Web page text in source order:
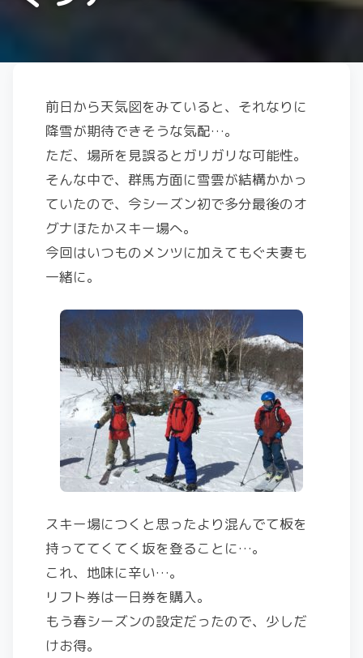
前日から天気図をみていると、それなりに
降雪が期待できそうな気配…。
ただ、場所を見誤るとガリガリな可能性。
そんな中で、群馬方面に雪雲が結構かかっ
ていたので、今シーズン初で多分最後のオ
グナほたかスキー場へ。
今回はいつものメンツに加えてもぐ夫妻も
一緒に。
スキー場につくと思ったより混んでて板を
持っててくてく坂を登ることに…。
これ、地味に辛い…。
リフト券は一日券を購入。
もう春シーズンの設定だったので、少しだ
けお得。